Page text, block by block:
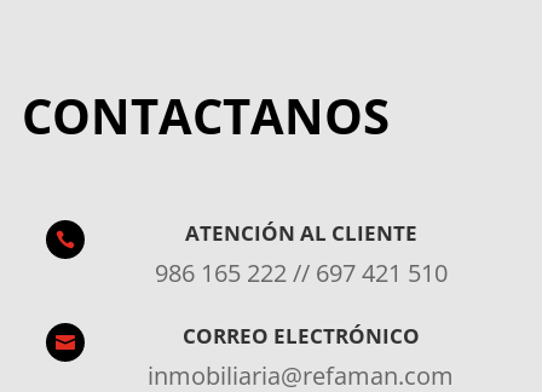
CONTACTANOS
 ATENCIÓN AL CLIENTE
986 165 222 // 697 421 510
 CORREO ELECTRÓNICO
inmobiliaria@refaman.com